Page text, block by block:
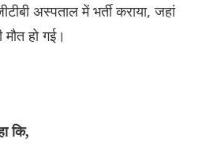
अस्पताल में भर्ती कराया, जहां
हो गई।
कि,